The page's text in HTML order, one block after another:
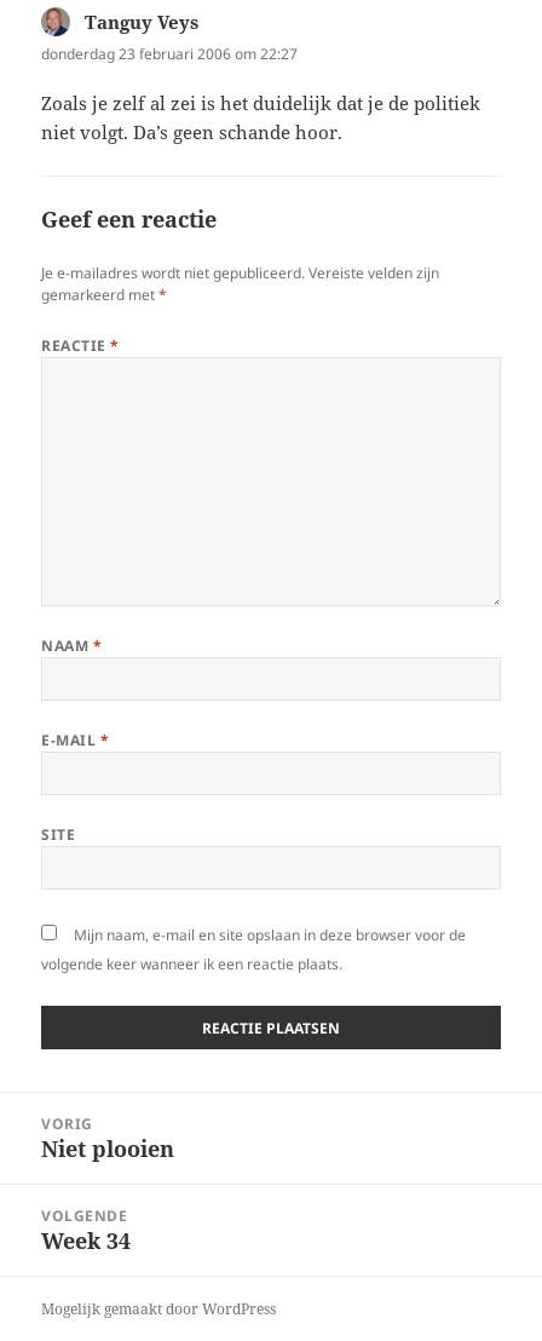
Tanguy Veys
donderdag 23 februari 2006 om 22:27
Zoals je zelf al zei is het duidelijk dat je de politiek
niet volgt. Da’s geen schande hoor.
Geef een reactie
Je e-mailadres wordt niet gepubliceerd. Vereiste velden zijn
gemarkeerd met*
REACTIE*
NAAM *
E-MAIL *
SITE
Mijn naam, e-mail en site opslaan in deze browser voor de
volgende keer wanneer ik een reactie plaats.
navigatie
VORIG
Vorig
Niet plooien
VOLGENDE
Volgend
Week 34
Mogelijk gemaakt door WordPress